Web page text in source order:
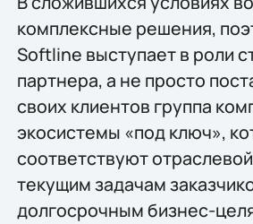
комплексные решения,
Softline выступает в роли
партнера, а не просто
своих клиентов группа
экосистемы «под ключ»,
соответствуют
текущим задачам
долгосрочным бизнес-